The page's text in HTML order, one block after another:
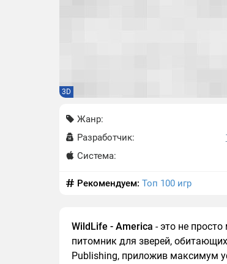
3D
Жанр:
Разработчик:
Система:
Рекомендуем: Топ 100 игр
WildLife - America - это не
питомник для зверей,
Publishing, приложив максимум